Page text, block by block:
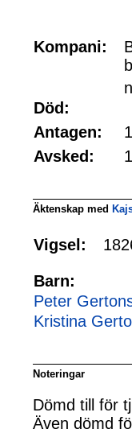
Kompani:
Död:
Antagen:
Avsked:
Äktenskap med
Vigsel:
Barn:
Peter
Kristina
Noteringar
Dömd till för
Även dömd